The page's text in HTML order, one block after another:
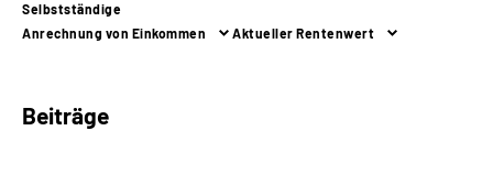
Leichte Sprache
Selbstständige
Anrechnung von Einkommen Aktueller Rentenwert
Beiträge